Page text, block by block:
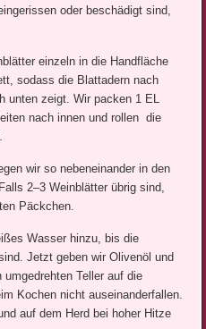
oder beschädigt sind,
einzeln in die Handfläche
sodass die Blattadern nach
unten zeigt. Wir packen 1 EL
nach innen und rollen die
wir so nebeneinander in den
2–3 Weinblätter übrig sind,
Päckchen.
Wasser hinzu, bis die
Jetzt geben wir Olivenöl und
Teller auf die
Kochen nicht auseinanderfallen.
auf dem Herd bei hoher Hitze